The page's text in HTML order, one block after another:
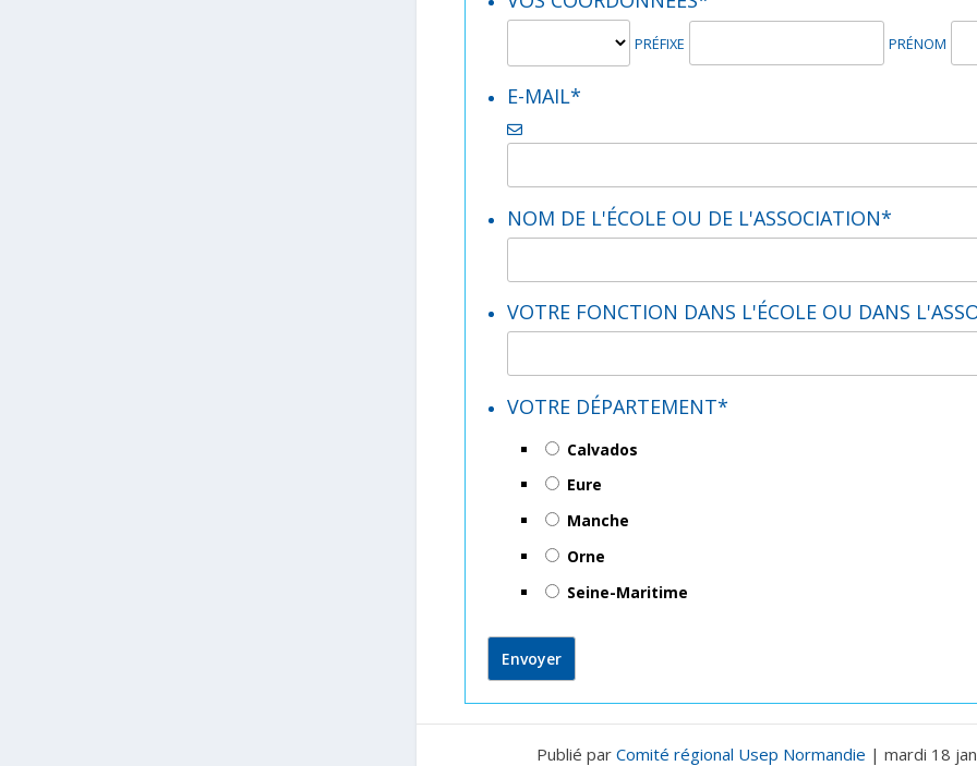
PRÉFIXE PRÉNOM
E-MAIL*
NOM DE L'ÉCOLE OU DE L'ASSOCIATION*
VOTRE FONCTION DANS L'ÉCOLE OU DANS
VOTRE DÉPARTEMENT*
Calvados
Eure
Manche
Orne
Seine-Maritime
Publié parComité régional Usep Normandie |mardi 18